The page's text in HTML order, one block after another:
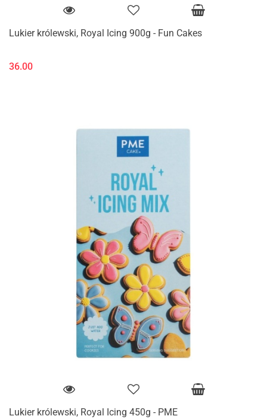
Lukier królewski, Royal Icing 900g - Fun Cakes
36.00
Lukier królewski, Royal Icing 450g - PME